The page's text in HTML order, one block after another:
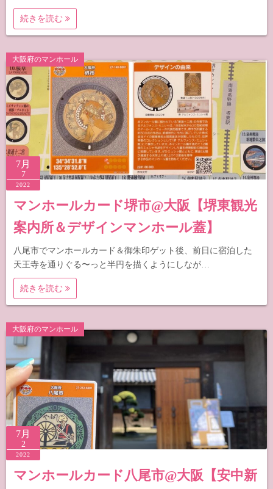
続きを読む
大阪府のマンホール
7月
7
2022
マンホールカード堺市@大阪【堺東観光
案内所＆デザインマンホール蓋】
八尾市でマンホールカード＆御朱印ゲット後、前日に宿泊した
天王寺を通りぐる〜っと半円を描くようにしなが…
続きを読む
大阪府のマンホール
7月
2
2022
マンホールカード八尾市@大阪【安中新